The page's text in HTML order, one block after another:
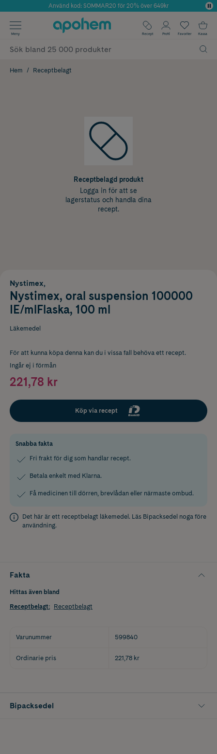
Årets Butik 2025 inom Skönhet
Använd kod: SOMMAR20 för 20% över 649kr
✓ Fri frakt
✓ Poäng på alla köp*
Meny Recept Profil Favoriter Kassa
Hem Receptbelagt
Receptbelagd produkt
Logga in för att se
lagerstatus och handla dina
recept.
Nystimex,
Nystimex, oral suspension 100000
IE/mlFlaska, 100 ml
Läkemedel
För att kunna köpa denna kan du i vissa fall behöva ett recept.
Ingår ej i förmån
221,78 kr
Köp via recept
Snabba fakta
Fri frakt för dig som handlar recept.
Betala enkelt med Klarna.
Få medicinen till dörren, brevlådan eller närmaste ombud.
Det här är ett receptbelagt läkemedel. Läs Bipacksedel noga före
användning.
Fakta
Hittas även bland
Receptbelagt: Receptbelagt
Varunummer 599840
Ordinarie pris 221,78 kr
Bipacksedel